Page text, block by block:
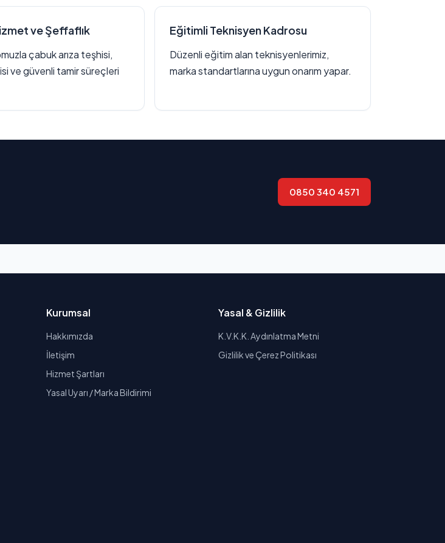
ve Şeffaflık
çabuk arıza teşhisi,
ve güvenli tamir süreçleri
Eğitimli Teknisyen Kadrosu
Düzenli eğitim alan teknisyenlerimiz,
marka standartlarına uygun onarım yapar.
0850 340 4571
Kurumsal
Hakkımızda
İletişim
Hizmet Şartları
Yasal Uyarı / Marka Bildirimi
Yasal & Gizlilik
K.V.K.K. Aydınlatma Metni
Gizlilik ve Çerez Politikası